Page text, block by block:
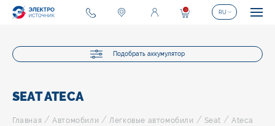
Подобрать аккумулятор
SEAT ATECA
Главная /Автомобили /Легковые автомобили / Seat /Ateca
0 RU